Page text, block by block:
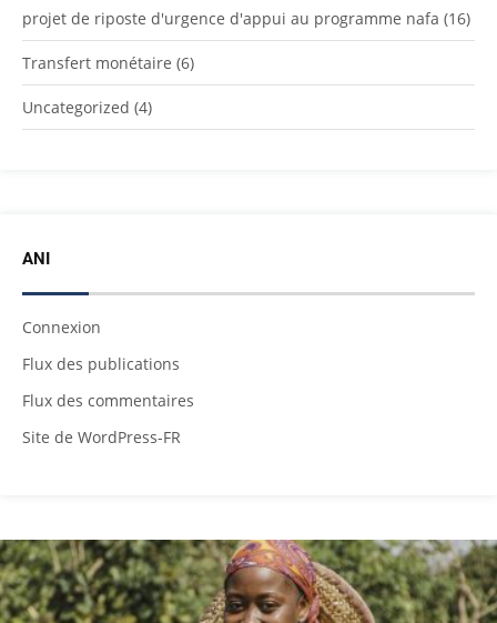
projet de riposte d'urgence d'appui au programme nafa (16)
Transfert monétaire (6)
Uncategorized (4)
ANI
Connexion
Flux des publications
Flux des commentaires
Site de WordPress-FR